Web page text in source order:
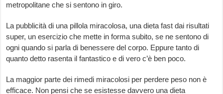
metropolitane che si sentono in giro.
La pubblicità di una pillola miracolosa, una dieta fast dai risultati
super, un esercizio che mette in forma subito, se ne sentono di
ogni quando si parla di benessere del corpo. Eppure tanto di
quanto detto rasenta il fantastico e di vero c’è ben poco.
La maggior parte dei rimedi miracolosi per perdere peso non è
efficace. Non pensi che se esistesse davvero una dieta